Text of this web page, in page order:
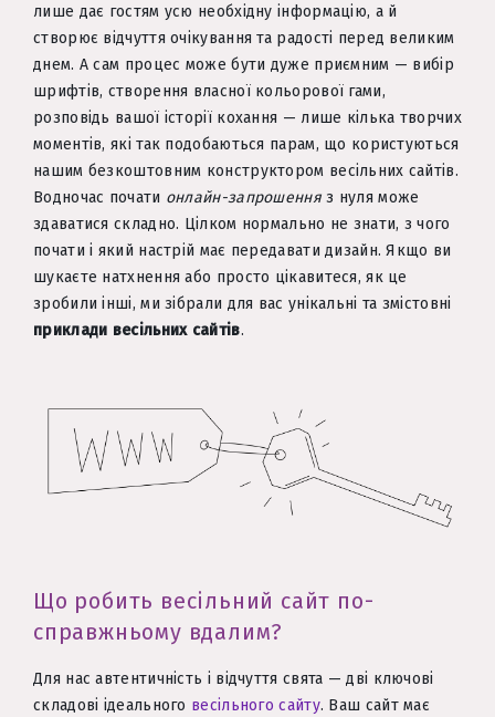
лише дає гостям усю необхідну інформацію, а й
створює відчуття очікування та радості перед великим
днем. А сам процес може бути дуже приємним — вибір
шрифтів, створення власної кольорової гами,
розповідь вашої історії кохання — лише кілька творчих
моментів, які так подобаються парам, що користуються
нашим безкоштовним конструктором весільних сайтів.
Водночас почати онлайн-запрошенняз нуля може
здаватися складно. Цілком нормально не знати, з чого
почати і який настрій має передавати дизайн. Якщо ви
шукаєте натхнення або просто цікавитеся, як це
зробили інші, ми зібрали для вас унікальні та змістовні
приклади весільних сайтів.
Що робить весільний сайт по-
справжньому вдалим?
Для нас автентичність і відчуття свята — дві ключові
складові ідеального весільного сайту. Ваш сайт має